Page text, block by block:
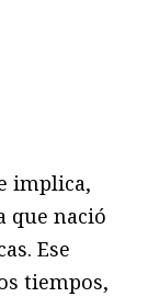
implica,
que nació
Ese
tiempos,